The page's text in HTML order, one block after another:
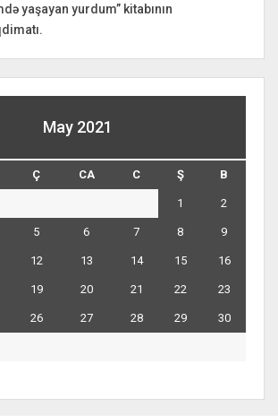
yaşayan yurdum” kitabının
May 2021
Ç CA C Ş B
1 2
5 6 7 8 9
12 13 14 15 16
19 20 21 22 23
26 27 28 29 30